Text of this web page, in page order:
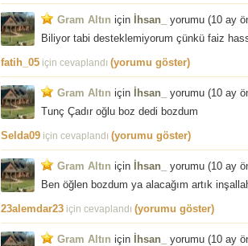
Gram Altın için İhsan_ yorumu (10 ay
Biliyor tabi desteklemiyorum çünkü faiz
fatih_05 için cevaplandı (yorumu göster)
Gram Altın için İhsan_ yorumu (10 ay
Tunç Çadır oğlu boz dedi bozdum
Selda09 için cevaplandı (yorumu göster)
Gram Altın için İhsan_ yorumu (10 ay
Ben öğlen bozdum ya alacağım artık
23alemdar23 için cevaplandı (yorumu göster)
Gram Altın için İhsan_ yorumu (10 ay